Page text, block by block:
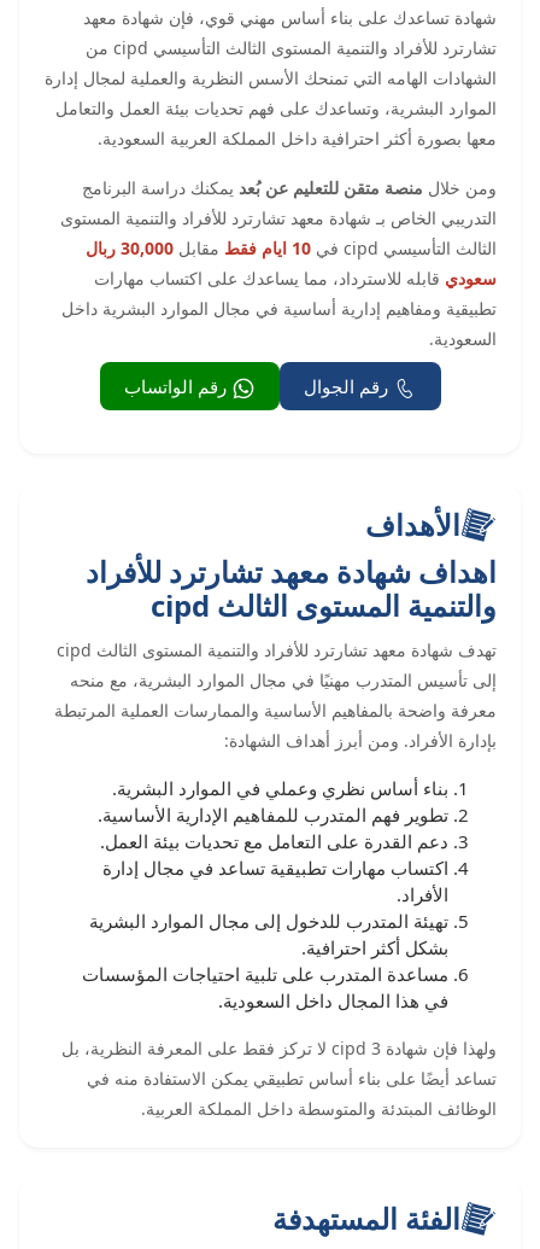
شهادة تساعدك على بناء أساس مهني قوي، فإن شهادة معهد
تشارترد للأفراد والتنمية المستوى الثالث التأسيسي cipd من
الشهادات الهامه التي تمنحك الأسس النظرية والعملية لمجال إدارة
الموارد البشرية، وتساعدك على فهم تحديات بيئة العمل والتعامل
معها بصورة أكثر احترافية داخل المملكة العربية السعودية.
ومن خلال منصة متقن للتعليم عن بُعد يمكنك دراسة البرنامج
التدريبي الخاص بـ شهادة معهد تشارترد للأفراد والتنمية المستوى
الثالث التأسيسي cipd في
مقابل
30,000 ربال
سعودي قابله للاسترداد، مما يساعدك على اكتساب مهارات
تطبيقية ومفاهيم إدارية أساسية في مجال الموارد البشرية داخل
السعودية.
رقم الجوال رقم الواتساب
الأهداف
اهداف شهادة معهد تشارترد للأفراد
والتنمية المستوى الثالث cipd
تهدف شهادة معهد تشارترد للأفراد والتنمية المستوى الثالث cipd
إلى تأسيس المتدرب مهنيًا في مجال الموارد البشرية، مع منحه
معرفة واضحة بالمفاهيم الأساسية والممارسات العملية المرتبطة
بإدارة الأفراد. ومن أبرز أهداف الشهادة:
بناء أساس نظري وعملي في الموارد البشرية.
تطوير فهم المتدرب للمفاهيم الإدارية الأساسية.
دعم القدرة على التعامل مع تحديات بيئة العمل.
اكتساب مهارات تطبيقية تساعد في مجال إدارة
الأفراد.
تهيئة المتدرب للدخول إلى مجال الموارد البشرية
بشكل أكثر احترافية.
مساعدة المتدرب على تلبية احتياجات المؤسسات
في هذا المجال داخل السعودية.
ولهذا فإن شهادة cipd 3 لا تركز فقط على المعرفة النظرية، بل
تساعد أيضًا على بناء أساس تطبيقي يمكن الاستفادة منه في
الوظائف المبتدئة والمتوسطة داخل المملكة العربية.
الفئة المستهدفة